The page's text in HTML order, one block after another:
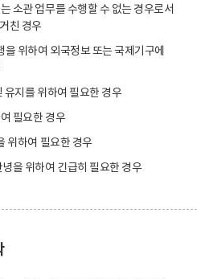
소관 업무를 수행할 수 없는 경우로서
친 경우
위하여 외국정보 또는 국제기구에
유지를 위하여 필요한 경우
필요한 경우
위하여 필요한 경우
을 위하여 긴급히 필요한 경우